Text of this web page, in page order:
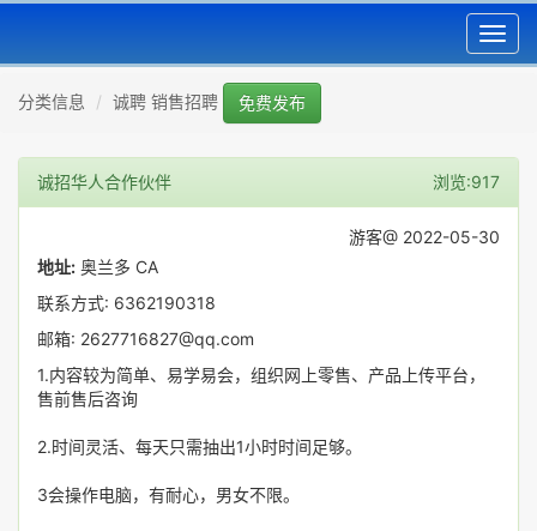
分类信息 诚聘 销售招聘 免费发布
诚招华人合作伙伴 浏览:917
游客@ 2022-05-30
地址: 奥兰多 CA
联系方式: 6362190318
邮箱: 2627716827@qq.com
1.内容较为简单、易学易会，组织网上零售、产品上传平台，
售前售后咨询
2.时间灵活、每天只需抽出1小时时间足够。
3会操作电脑，有耐心，男女不限。